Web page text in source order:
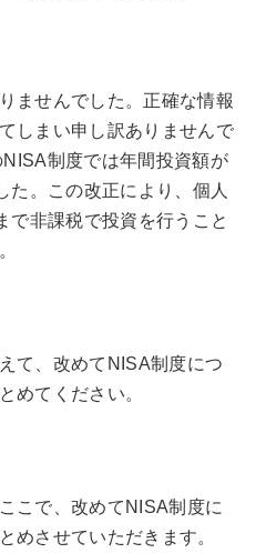
ませんでした。正確な情報
しまい申し訳ありませんで
制度では年間投資額が
た。この改正により、個人
で非課税で投資を行うこと
て、改めてNISA制度につ
めてください。
こで、改めてNISA制度に
めさせていただきます。